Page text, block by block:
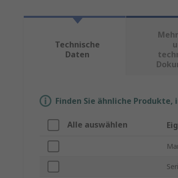
Technische
Daten
Finden Sie ähnliche
Alle auswählen